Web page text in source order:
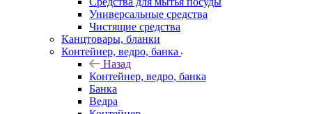
Универсальные средства
Чистящие средства
Канцтовары, бланки
Контейнер, ведро, банка
Назад
Контейнер, ведро, банка
Банка
Ведра